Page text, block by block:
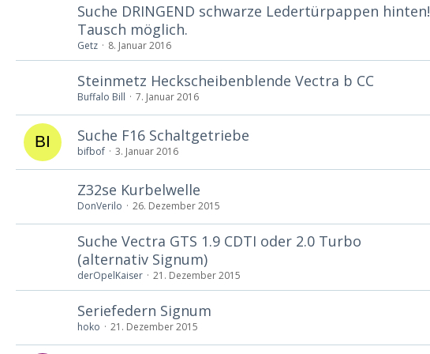
Suche DRINGEND schwarze Ledertürpappen hinten!
Tausch möglich.
Getz 8. Januar 2016
Steinmetz Heckscheibenblende Vectra b CC
Buffalo Bill 7. Januar 2016
Suche F16 Schaltgetriebe
bifbof 3. Januar 2016
Z32se Kurbelwelle
DonVerilo 26. Dezember 2015
Suche Vectra GTS 1.9 CDTI oder 2.0 Turbo
(alternativ Signum)
derOpelKaiser 21. Dezember 2015
Seriefedern Signum
hoko 21. Dezember 2015